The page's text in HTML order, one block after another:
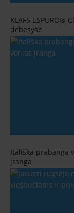
KLAFS ESPURO®
debesyse
Itališka prabanga
įranga